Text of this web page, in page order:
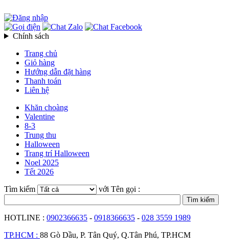
Chính sách
Trang chủ
Giỏ hàng
Hướng dẫn đặt hàng
Thanh toán
Liên hệ
Khăn choàng
Valentine
8-3
Trung thu
Halloween
Trang trí Halloween
Noel 2025
Tết 2026
Tìm kiếm
với Tên gọi :
HOTLINE : 0902366635 - 0918366635 - 028 3559 1989
TP.HCM : 88 Gò Dầu, P. Tân Quý, Q.Tân Phú, TP.HCM